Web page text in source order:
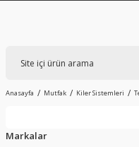
Anasayfa Mutfak Kiler Sistemleri
Markalar